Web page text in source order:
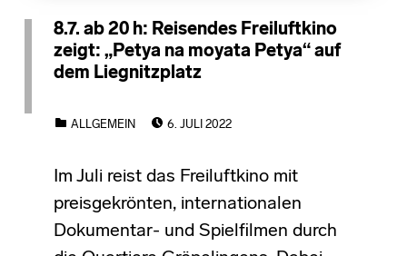
8.7. ab 20 h: Reisendes Freiluftkino
zeigt: „Petya na moyata Petya“ auf
dem Liegnitzplatz
ALLGEMEIN
6. JULI 2022
Im Juli reist das Freiluftkino mit
preisgekrönten, internationalen
Dokumentar- und Spielfilmen durch